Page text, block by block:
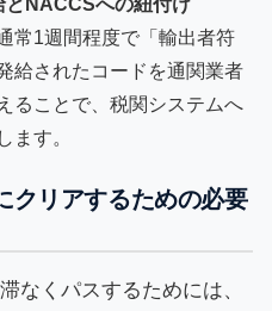
常1週間程度で「輸出者符
給されたコードを通関業者
ることで、税関システムへ
ます。
クリアするための必要
なくパスするためには、